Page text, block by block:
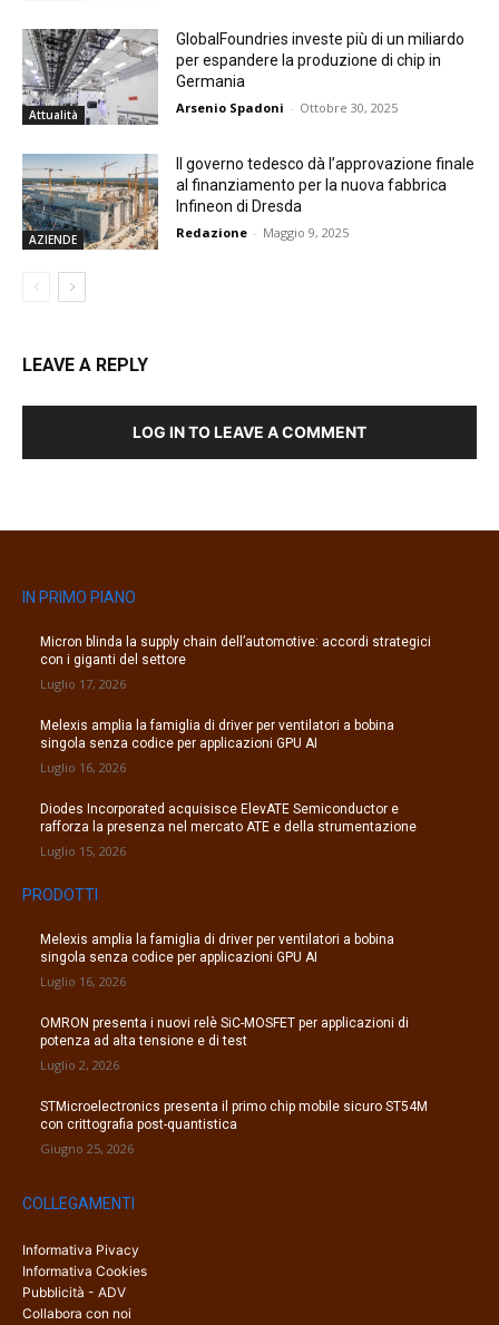
Attualità
GlobalFoundries investe più di un miliardo
per espandere la produzione di chip in
Germania
Arsenio Spadoni - Ottobre 30, 2025
AZIENDE
Il governo tedesco dà l’approvazione finale
al finanziamento per la nuova fabbrica
Infineon di Dresda
Redazione - Maggio 9, 2025
LEAVE A REPLY
LOG IN TO LEAVE A COMMENT
IN PRIMO PIANO
Micron blinda la supply chain dell’automotive: accordi strategici
con i giganti del settore
Luglio 17, 2026
Melexis amplia la famiglia di driver per ventilatori a bobina
singola senza codice per applicazioni GPU AI
Luglio 16, 2026
Diodes Incorporated acquisisce ElevATE Semiconductor e
rafforza la presenza nel mercato ATE e della strumentazione
Luglio 15, 2026
PRODOTTI
Melexis amplia la famiglia di driver per ventilatori a bobina
singola senza codice per applicazioni GPU AI
Luglio 16, 2026
OMRON presenta i nuovi relè SiC-MOSFET per applicazioni di
potenza ad alta tensione e di test
Luglio 2, 2026
STMicroelectronics presenta il primo chip mobile sicuro ST54M
con crittografia post-quantistica
Giugno 25, 2026
COLLEGAMENTI
Informativa Pivacy
Informativa Cookies
Pubblicità - ADV
Collabora con noi